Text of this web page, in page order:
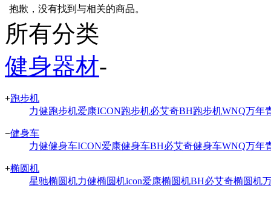
抱歉，没有找到与相关的商品。
所有分类
健身器材-
+跑步机
力健跑步机爱康ICON跑步机必艾奇BH跑步机WNQ万年
−健身车
力健健身车ICON爱康健身车BH必艾奇健身车WNQ万年
+椭圆机
星驰椭圆机力健椭圆机icon爱康椭圆机BH必艾奇椭圆机